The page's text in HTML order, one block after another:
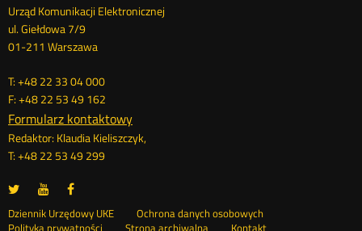
Dane
kontaktowe
Urząd Komunikacji Elektronicznej
ul. Giełdowa 7/9
01-211 Warszawa
T: +48 22 33 04 000
F: +48 22 53 49 162
Formularz kontaktowy
Redaktor: Klaudia Kieliszczyk,
T: +48 22 53 49 299
UKE
portalu
Otwórz
nowym
UKE
portalu
Otwórz
nowymportalu
nowym
Dziennik Urzędowy UKE Otwórz
Ochrona danych osobowych